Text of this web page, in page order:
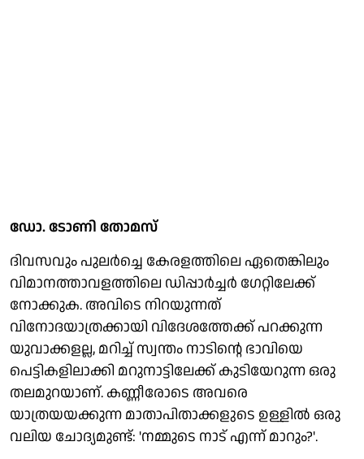
ഡോ. ടോണി തോമസ്
ദിവസവും പുലര്‍ച്ചെ കേരളത്തിലെ ഏതെങ്കിലും
വിമാനത്താവളത്തിലെ ഡിപ്പാര്‍ച്ചര്‍ ഗേറ്റിലേക്ക്
നോക്കുക. അവിടെ നിറയുന്നത്
വിനോദയാത്രക്കായി വിദേശത്തേക്ക് പറക്കുന്ന
യുവാക്കളല്ല, മറിച്ച് സ്വന്തം നാടിന്റെ ഭാവിയെ
പെട്ടികളിലാക്കി മറുനാട്ടിലേക്ക് കുടിയേറുന്ന ഒരു
തലമുറയാണ്. കണ്ണീരോടെ അവരെ
യാത്രയയക്കുന്ന മാതാപിതാക്കളുടെ ഉള്ളില്‍ ഒരു
വലിയ ചോദ്യമുണ്ട്: 'നമ്മുടെ നാട് എന്ന് മാറും?'.